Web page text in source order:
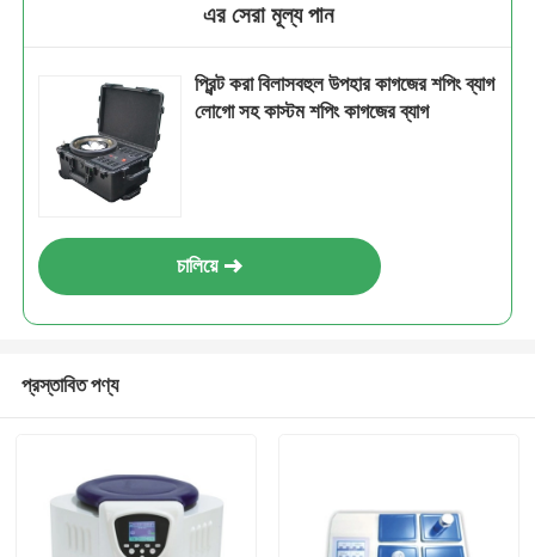
এর সেরা মূল্য পান
প্রিন্ট করা বিলাসবহুল উপহার কাগজের শপিং ব্যাগ
লোগো সহ কাস্টম শপিং কাগজের ব্যাগ
চালিয়ে
প্রস্তাবিত পণ্য